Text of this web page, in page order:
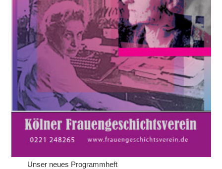
Unser neues Programmheft